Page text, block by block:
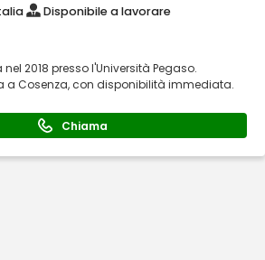
Disponibile a lavorare
2018 presso l'Università Pegaso.
a Cosenza, con disponibilità immediata.
Chiama